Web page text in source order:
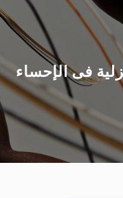
c
h
فى الإحساء